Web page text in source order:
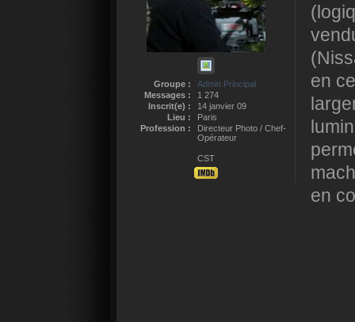
Groupe :
Admin Principal
Messages :
1 274
Inscrit(e) :
14 janvier 09
Lieu :
Paris
Profession :
Directeur Photo / Chef-
Opérateur
CST
en
en